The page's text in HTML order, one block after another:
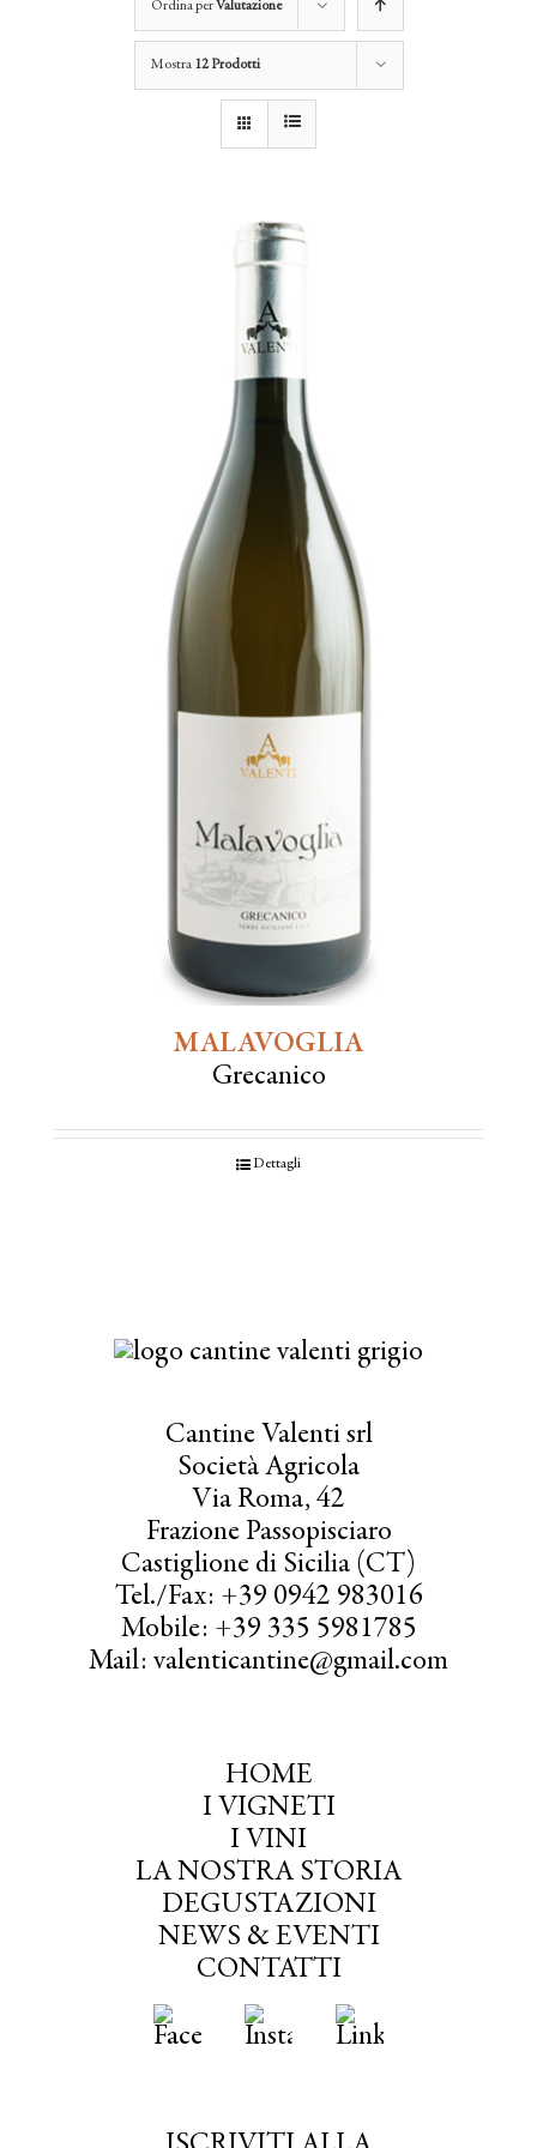
Ordina perValutazione
Mostra 12 Prodotti
MALAVOGLIA
Grecanico
Dettagli
Cantine Valenti srl
Società Agricola
Via Roma, 42
Frazione Passopisciaro
Castiglione di Sicilia (CT)
Tel./Fax: +39 0942 983016
Mobile: +39 335 5981785
Mail: valenticantine@gmail.com
HOME
I VIGNETI
I VINI
LA NOSTRA STORIA
DEGUSTAZIONI
NEWS & EVENTI
CONTATTI